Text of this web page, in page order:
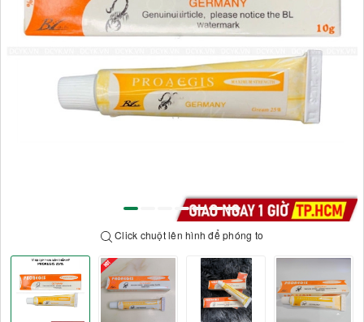
Click chuột lên hình để phóng to